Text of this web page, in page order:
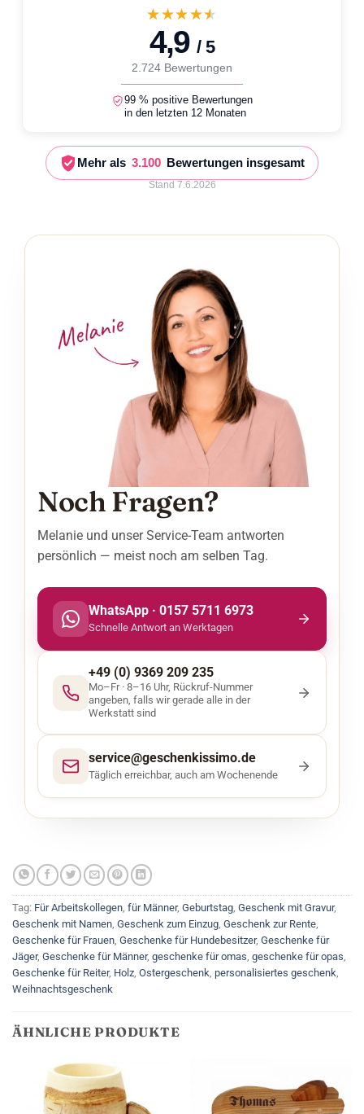
★★★★★
4,9 / 5
2.724 Bewertungen
99 % positive Bewertungen
in den letzten 12 Monaten
Mehr als 3.100 Bewertungen insgesamt
Stand 7.6.2026
Noch Fragen?
Melanie und unser Service-Team antworten
persönlich — meist noch am selben Tag.
WhatsApp · 0157 5711 6973
Schnelle Antwort an Werktagen
+49 (0) 9369 209 235
Mo–Fr · 8–16 Uhr, Rückruf-Nummer
angeben, falls wir gerade alle in der
Werkstatt sind
service@geschenkissimo.de
Täglich erreichbar, auch am Wochenende
Tag: Für Arbeitskollegen für Männer, Geburtstag Geschenk mit Gravur,
Geschenk mit Namen Geschenk zum Einzug Geschenk zur Rente
Geschenke für Frauen Geschenke für Hundebesitzer, Geschenke für
Jäger, Geschenke für Männer, geschenke für omas geschenke für opas
Geschenke für Reiter, Holz Ostergeschenk personalisiertes geschenk
Weihnachtsgeschenk
ÄHNLICHE PRODUKTE